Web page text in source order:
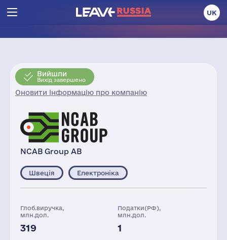
UK
Вийшли
Вихід завершено
Оновити інформацію про компанію
NCAB Group AB
Швеція Електроніка
Глоб.виручка,
млн.дол.
319
Податки(РФ),
млн.дол.
1